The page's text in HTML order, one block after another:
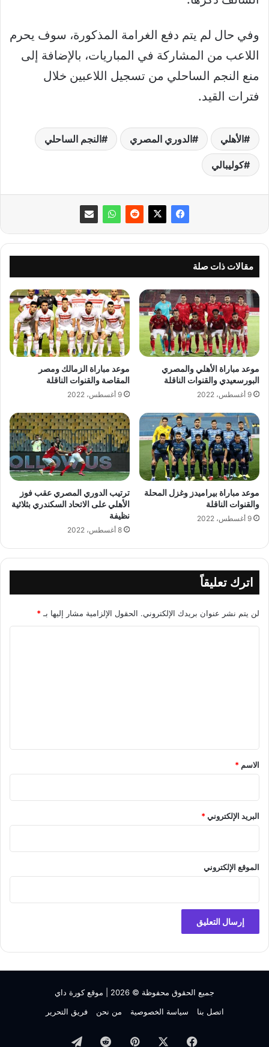
وفي حال لم يتم دفع الغرامة المذكورة، سوف يحرم
اللاعب من المشاركة في المباريات، بالإضافة إلى
منع النجم الساحلي من تسجيل اللاعبين خلال
فترات القيد.
الأهلي الدوري المصري النجم الساحلي
كوليبالي
مقالات ذات صلة
موعد مباراة الأهلي والمصري
البورسعيدي والقنوات الناقلة
9 أغسطس، 2022
موعد مباراة الزمالك ومصر
المقاصة والقنوات الناقلة
9 أغسطس، 2022
موعد مباراة بيراميدز وغزل المحلة
والقنوات الناقلة
9 أغسطس، 2022
ترتيب الدوري المصري عقب فوز
الأهلي على الاتحاد السكندري بثلاثية
نظيفة
8 أغسطس، 2022
اترك تعليقاً
لن يتم نشر عنوان بريدك الإلكتروني. الحقول الإلزامية مشار إليها بـ *
*
الاسم *
البريد الإلكتروني*
الموقع الإلكتروني
جميع الحقوق محفوظة © 2026 |
موقع كورة داي
اتصل بنا
سياسة الخصوصية من نحن فريق التحرير
فيسبوك بينتيريست تيلقرام